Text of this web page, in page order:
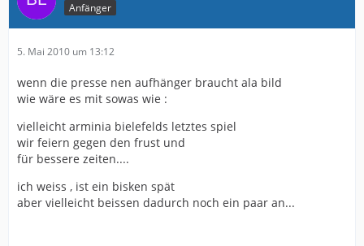
Anfänger
5. Mai 2010 um 13:12
wenn die presse nen aufhänger braucht ala bild
wie wäre es mit sowas wie :
vielleicht arminia bielefelds letztes spiel
wir feiern gegen den frust und
für bessere zeiten....
ich weiss , ist ein bisken spät
aber vielleicht beissen dadurch noch ein paar an...